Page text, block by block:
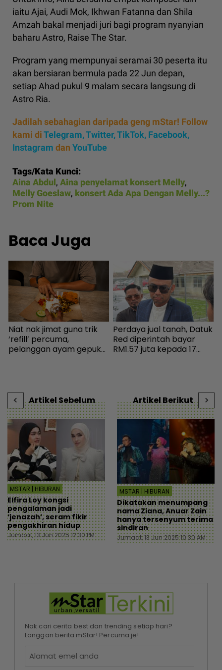
iaitu Ajai, Audi Mok, Ikhwan Fatanna dan Shila
Amzah bakal menjadi juri bagi program nyanyian
baharu Astro, Raise The Star.
Program yang mempunyai seramai 30 peserta itu
akan bersiaran bermula pada 22 Jun depan,
setiap Ahad pukul 9 malam secara langsung di
Astro Ria.
Jadilah sebahagian daripada geng mStar! Follow
kami diTelegram,Twitter,TikTok, Facebook,
Instagram dan YouTube
Tags/Kata Kunci:
Aina Abdul, Aina penyelamat konsert Melly,
Melly Goeslaw, konsert Ada Apa Dengan Melly...?
Prom Nite
Baca Juga
Niat nak jimat guna trik
‘refill’ percuma,
pelanggan ayam gepuk
Perdaya jual tanah, Datuk
Red diperintah bayar
RM1.57 juta kepada 17
Artikel Sebelum
MSTAR | HIBURAN
Elfira Loy kongsi
pengalaman jadi
‘jenazah’, seram fikir
pengakhiran hidup
Jumaat, 13 Jun 2025 12:30 PM
Artikel Berikut
MSTAR | HIBURAN
Dikatakan menumpang
nama Ziana, Anuar Zain
hanya tersenyum terima
sindiran
Jumaat, 13 Jun 2025 10:30 AM
Nak cari cerita best dan trending setiap hari?
Langgan berita mStar! Percuma je!